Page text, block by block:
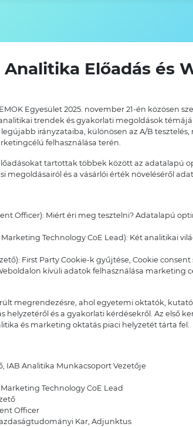
Előadás és
Egyesület 2025. november 21-én közösen
trendek és gyakorlati megoldások
irányzataiba, különösen az A/B tesztelés,
felhasználása terén.
tartottak többek között az adatalapú
megoldásairól és a vásárlói érték növeléséről
Officer): Miért éri meg tesztelni? Adatalapú
Technology CoE Lead): Két analitikai
First Party Cookie-k gyűjtése, Cookie
kívüli adatok felhasználása marketing
megrendezésre, ahol egyetemi oktatók,
és a gyakorlati kérdésekről. Az első
és marketing oktatás piaci helyzetét tárta fel.
IAB Analitika Munkacsoport Vezetője
Technology CoE Lead
Officer
Kar, Adjunktus